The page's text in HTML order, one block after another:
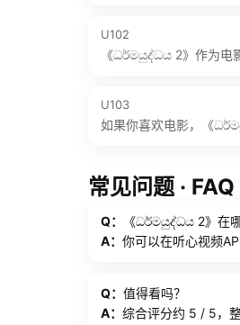
U102
《ධර්මයුද්ධය 2》作为电
U103
如果你喜欢电影，《
常见问题 · FAQ
Q：
《ධර්මයුද්ධය 2》在
A： 你可以在听心视频
Q： 值得看吗？
A： 综合评分约 5 / 5，整